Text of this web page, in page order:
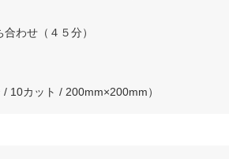
わせ（４５分）
10カット / 200mm×200mm）